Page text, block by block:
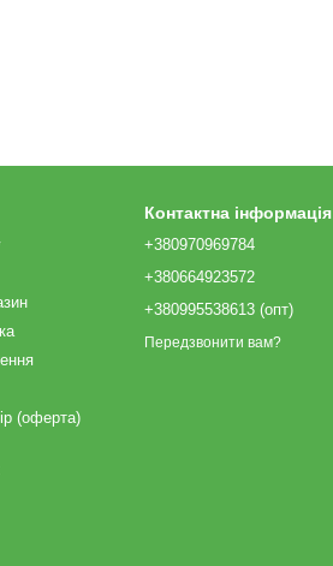
(оферта)
Контактна інформація
+380970969784
+380664923572
+380995538613 (опт)
Передзвонити вам?